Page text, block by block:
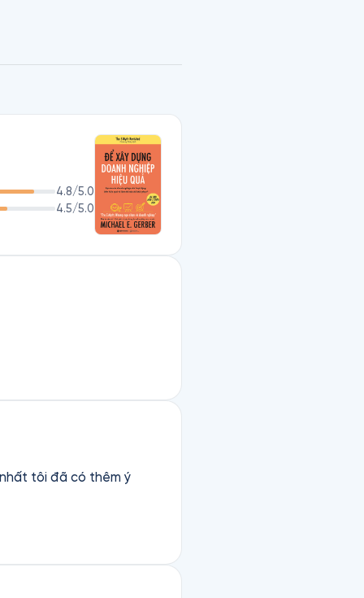
mang đến cho bạn 4 ý
doanh nghiệp nhỏ phát
và cả cuộc sống để khởi
nghiệp của mình.
4.8/5.0
4.5/5.0
tôi đã có thêm ý